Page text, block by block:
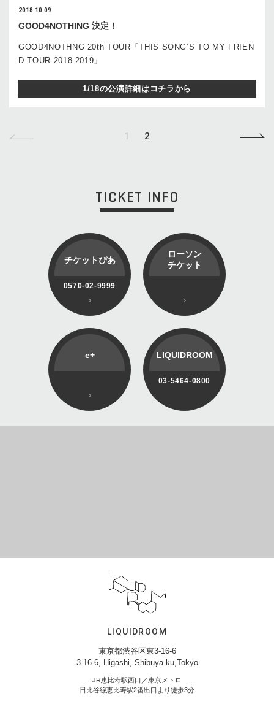
2018.10.09
GOOD4NOTHING 決定！
GOOD4NOTHNG 20th TOUR「THIS SONG’S TO MY FRIEN
D TOUR 2018-2019」
1/18の公演詳細はコチラから
1 2
TICKET INFO
チケットぴあ
0570-02-9999
ローソン
チケット
e+ LIQUIDROOM
03-5464-0800
LIQUIDROOM
東京都渋谷区東3-16-6
3-16-6, Higashi, Shibuya-ku,Tokyo
JR恵比寿駅西口／東京メトロ
日比谷線恵比寿駅2番出口より徒歩3分